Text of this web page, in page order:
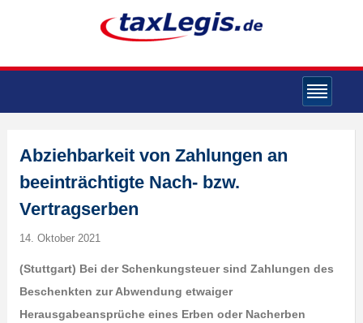
Abziehbarkeit von Zahlungen an
beeinträchtigte Nach- bzw.
Vertragserben
14. Oktober 2021
(Stuttgart) Bei der Schenkungsteuer sind Zahlungen des
Beschenkten zur Abwendung etwaiger
Herausgabeansprüche eines Erben oder Nacherben